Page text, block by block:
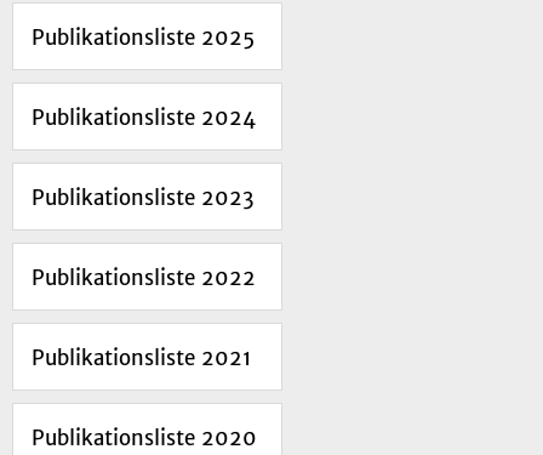
Publikationsliste 2025
Publikationsliste 2024
Publikationsliste 2023
Publikationsliste 2022
Publikationsliste 2021
Publikationsliste 2020